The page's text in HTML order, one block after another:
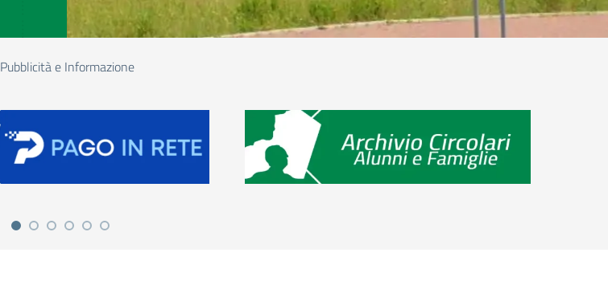
Pubblicità e Informazione